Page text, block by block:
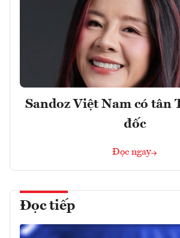
Sandoz Việt Nam có tân
đốc
Đọc ngay
Đọc tiếp